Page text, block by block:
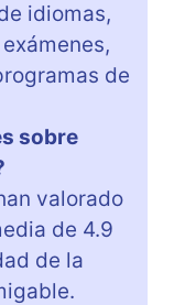
idiomas,
de
sobre
valorado
de 4.9
de la